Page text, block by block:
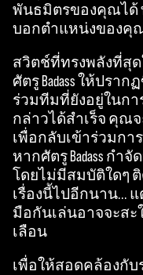
พันธมิตรของคุณได้
บอกตำแหน่งของคุ
สวิตช์ที่ทรงพลังที่สุ
ศัตรู Badass ให้ปร
ร่วมทีมที่ยังอยู่ในก
กล่าวได้สำเร็จ คุณ
เพื่อกลับเข้าร่วมก
หากศัตรู Badass ก
โดยไม่มีสมบัติใดๆ
เรื่องนี้ไปอีกนาน...
มือกันเล่นอาจจะส
เลือน
เพื่อให้สอดคล้องกับ